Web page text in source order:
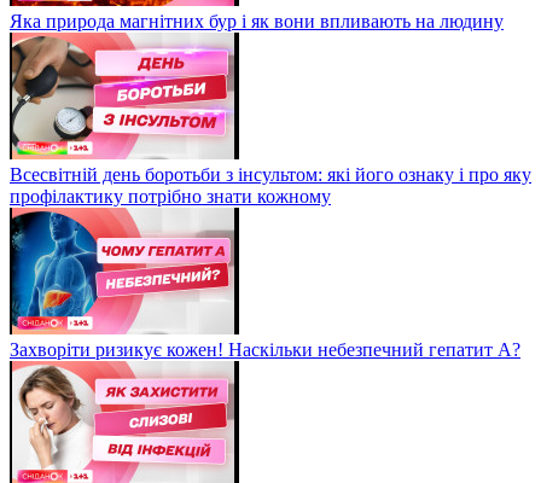
Яка природа магнітних бур і як вони впливають на людину
Всесвітній день боротьби з інсультом: які його ознаку і про яку
профілактику потрібно знати кожному
Захворіти ризикує кожен! Наскільки небезпечний гепатит А?